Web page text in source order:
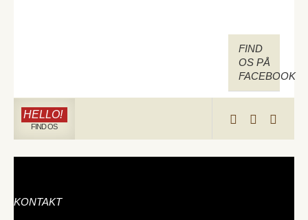
FIND
OS PÅ
FACEBOOK
HELLO!
FIND OS
KONTAKT